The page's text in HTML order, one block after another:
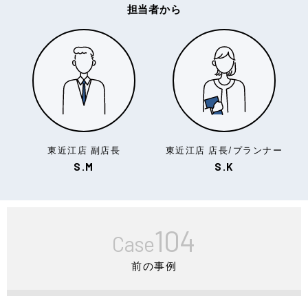
担当者から
東近江店 副店長
S.M
東近江店 店長/プランナー
S.K
Case104
前の事例